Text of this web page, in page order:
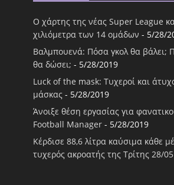
Ο χάρτης της νέας Super League
χιλιόμετρα των 14 ομάδων - 5/28/
Βαλμπουενά: Πόσα γκολ θα βάλει;
θα δώσει; - 5/28/2019
Luck of the mask: Τυχεροί και
μάσκας - 5/28/2019
Άνοιξε θέση εργασίας για
Football Μanager - 5/28/2019
Κέρδισε 88,6 λίτρα καύσιμα κάθε
τυχερός ακροατής της Τρίτης 28/05